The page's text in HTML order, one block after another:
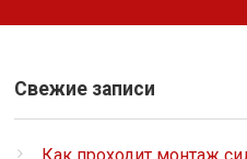
Свежие записи